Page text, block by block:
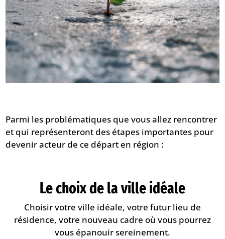
Parmi les problématiques que vous allez rencontrer
et qui représenteront des étapes importantes pour
devenir acteur de ce départ en région :
Le choix de la ville idéale
Choisir votre ville idéale, votre futur lieu de
résidence, votre nouveau cadre où vous pourrez
vous épanouir sereinement.